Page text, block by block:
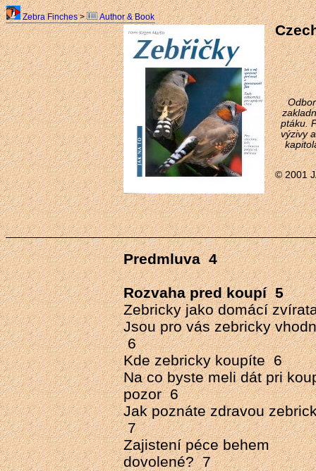
Zebra Finches> Author & Book
ptáku.
výzivy
© 2001
Predmluva 4
Rozvaha pred koupí 5
Zebricky jako domácí
Jsou pro vás zebricky
6
Kde zebricky koupíte 6
Na co byste meli dát pri
pozor 6
Jak poznáte zdravou
7
Zajistení péce behem
dovolené? 7